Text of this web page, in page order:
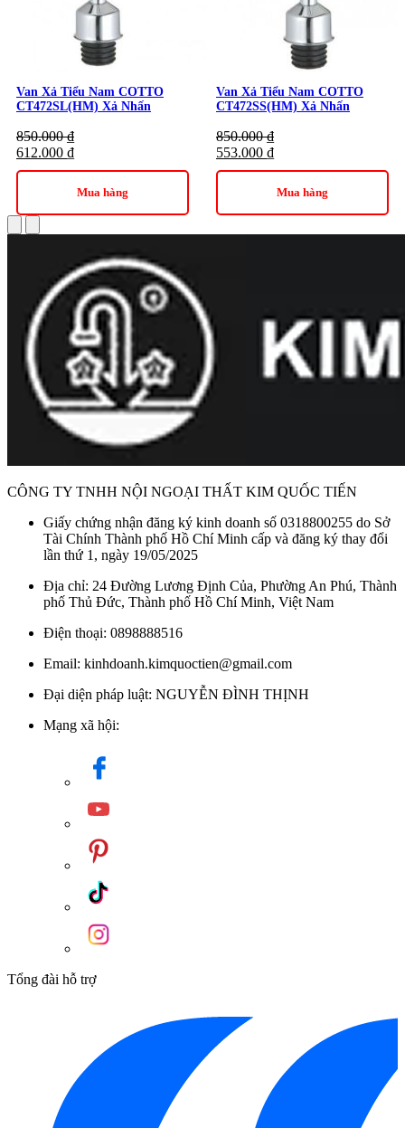
Danh mục:Thiết Bị Vệ Sinh
Van Xả Tiểu
Thương hiệu: Thiết Bị Vệ Sinh Cotto
Van Xả Tiểu Nam COTTO
CT472SL(HM) Xả Nhấn
850.000₫
612.000 ₫
Mua hàng
Van Xả Tiểu Nam COTTO
CT472SS(HM) Xả Nhấn
850.000₫
553.000 ₫
Mua hàng
CÔNG TY TNHH NỘI NGOẠI THẤT KIM QUỐC TIẾN
Giấy chứng nhận đăng ký kinh doanh số 0318800255 do Sở
Tài Chính Thành phố Hồ Chí Minh cấp và đăng ký thay đổi
lần thứ 1, ngày 19/05/2025
Địa chỉ: 24 Đường Lương Định Của, Phường An Phú, Thành
phố Thủ Đức, Thành phố Hồ Chí Minh, Việt Nam
Điện thoại: 0898888516
Email: kinhdoanh.kimquoctien@gmail.com
Đại diện pháp luật: NGUYỄN ĐÌNH THỊNH
Mạng xã hội:
Tổng đài hỗ trợ